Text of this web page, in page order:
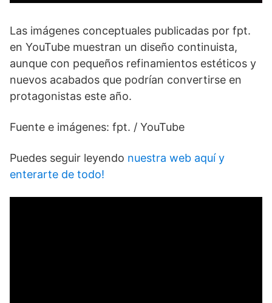
Las imágenes conceptuales publicadas por fpt.
en YouTube muestran un diseño continuista,
aunque con pequeños refinamientos estéticos y
nuevos acabados que podrían convertirse en
protagonistas este año.
Fuente e imágenes: fpt. / YouTube
Puedes seguir leyendo nuestra web aquí y
enterarte de todo!